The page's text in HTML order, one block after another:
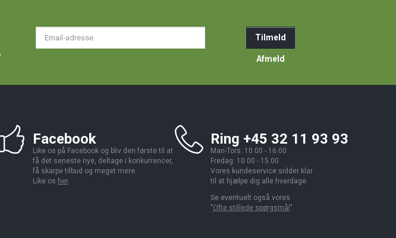
Tilmeld
Afmeld
Facebook
Like os på Facebook og bliv den første til at
få det seneste nye, deltage i konkurrencer,
få skarpe tilbud og meget mere.
Like os her.
Ring +45 32 11 93 93
Man-Tors: 10.00 - 16.00
Fredag: 10.00 - 15.00
Vores kundeservice sidder klar
til at hjælpe dig alle hverdage.
Se eventuelt også vores
"Ofte stillede spørgsmål ".